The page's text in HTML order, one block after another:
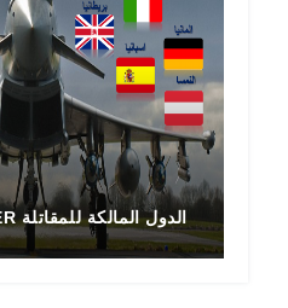
تاريخ المقاتلة F-16 في الشرق الأوسط